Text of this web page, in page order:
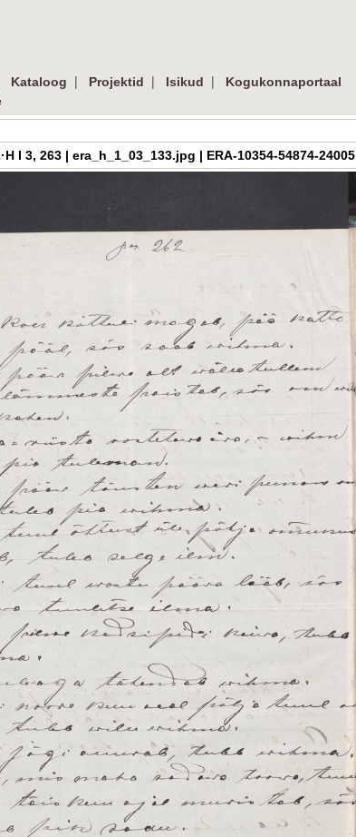
Kataloog | Projektid | Isikud |
Kogukonnaportaal
I 3, 263 | era_h_1_03_133.jpg | ERA-10354-54874-24005